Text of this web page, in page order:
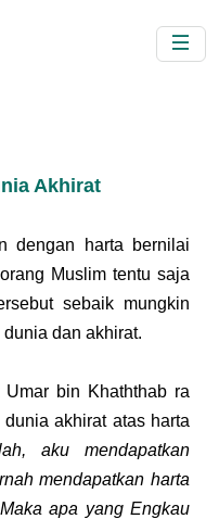
Akhirat
dengan harta bernilai
Muslim tentu saja
sebaik mungkin
dan akhirat.
bin Khaththab ra
akhirat atas harta
aku mendapatkan
mendapatkan harta
apa yang Engkau